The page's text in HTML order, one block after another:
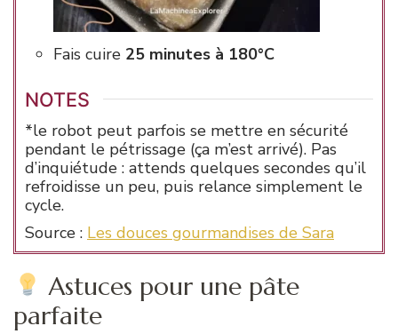
Fais cuire 25 minutes à 180°C
NOTES
*le robot peut parfois se mettre en sécurité
pendant le pétrissage (ça m’est arrivé). Pas
d’inquiétude : attends quelques secondes qu’il
refroidisse un peu, puis relance simplement le
cycle.
Source : Les douces gourmandises de Sara
Astuces pour une pâte
parfaite